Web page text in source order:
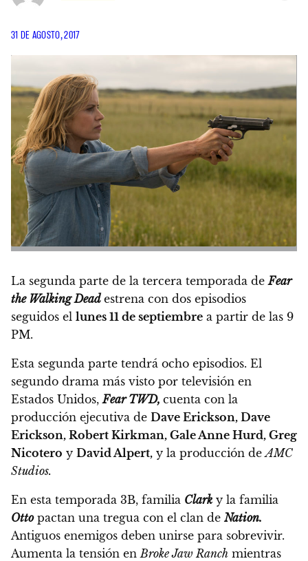
31 DE AGOSTO, 2017
La segunda parte de la tercera temporada deFear
the Walking Dead estrena con dos episodios
seguidos el lunes 11 de septiembre a partir de las 9
PM.
Esta segunda parte tendrá ocho episodios. El
segundo drama más visto por televisión en
Estados Unidos,Fear TWD, cuenta con la
producción ejecutiva de Dave Erickson, Dave
Erickson, Robert Kirkman, Gale Anne Hurd, Greg
Nicotero y David Alpert, y la producción deAMC
Studios.
En esta temporada 3B, familia Clark y la familia
Ottopactan una tregua con el clan de Nation.
Antiguos enemigos deben unirse para sobrevivir.
Aumenta la tensión en Broke Jaw Ranch mientras